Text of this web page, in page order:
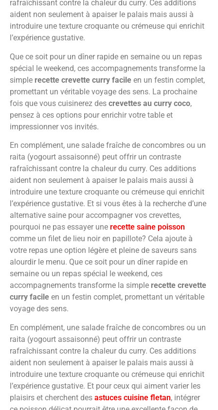
rafraîchissant contre la chaleur du curry. Ces additions
aident non seulement à apaiser le palais mais aussi à
introduire une texture croquante ou crémeuse qui enrichit
l’expérience gustative.
Que ce soit pour un dîner rapide en semaine ou un repas
spécial le weekend, ces accompagnements transforme la
simple recette crevette curry facile en un festin complet,
promettant un véritable voyage des sens. La prochaine
fois que vous cuisinerez des crevettes au curry coco,
pensez à ces options pour enrichir votre table et
impressionner vos invités.
En complément, une salade fraîche de concombres ou un
raita (yogourt assaisonné) peut offrir un contraste
rafraîchissant contre la chaleur du curry. Ces additions
aident non seulement à apaiser le palais mais aussi à
introduire une texture croquante ou crémeuse qui enrichit
l’expérience gustative. Et si vous êtes à la recherche d’une
alternative saine pour accompagner vos crevettes,
pourquoi ne pas essayer une recette saine poisson
comme un filet de lieu noir en papillote? Cela ajoute à
votre repas une option légère et pleine de saveurs sans
alourdir le menu. Que ce soit pour un dîner rapide en
semaine ou un repas spécial le weekend, ces
accompagnements transforme la simple recette crevette
curry facile en un festin complet, promettant un véritable
voyage des sens.
En complément, une salade fraîche de concombres ou un
raita (yogourt assaisonné) peut offrir un contraste
rafraîchissant contre la chaleur du curry. Ces additions
aident non seulement à apaiser le palais mais aussi à
introduire une texture croquante ou crémeuse qui enrichit
l’expérience gustative. Et pour ceux qui aiment varier les
plaisirs et cherchent des astuces cuisine fletan, intégrer